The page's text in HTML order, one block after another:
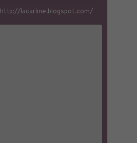
http://lacarline.blogspot.com/